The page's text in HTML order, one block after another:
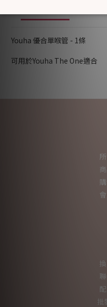
Youha 優合單喉管 - 1條
可用於Youha The One適合
批